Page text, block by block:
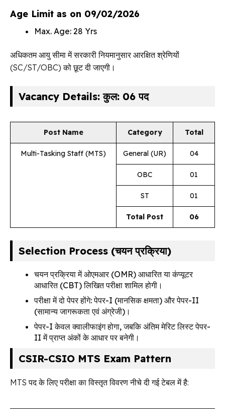
Age Limit as on 09/02/2026
Max. Age: 28 Yrs
अधिकतम आयु सीमा में सरकारी नियमानुसार आरक्षित श्रेणियों
(SC/ST/OBC) को छूट दी जाएगी।
Vacancy Details: कुल: 06 पद
Post Name Category Total
Multi-Tasking Staff (MTS) General (UR) 04
OBC 01
ST 01
Total Post 06
Selection Process (चयन प्रक्रिया)
चयन प्रक्रिया में ओएमआर (OMR) आधारित या कंप्यूटर
आधारित (CBT) लिखित परीक्षा शामिल होगी।
परीक्षा में दो पेपर होंगे: पेपर-I (मानसिक क्षमता) और पेपर-II
(सामान्य जागरूकता एवं अंग्रेजी)।
पेपर-I केवल क्वालीफाइंग होगा, जबकि अंतिम मेरिट लिस्ट पेपर-
II में प्राप्त अंकों के आधार पर बनेगी।
CSIR-CSIO MTS Exam Pattern
MTS पद के लिए परीक्षा का विस्तृत विवरण नीचे दी गई टेबल में है: